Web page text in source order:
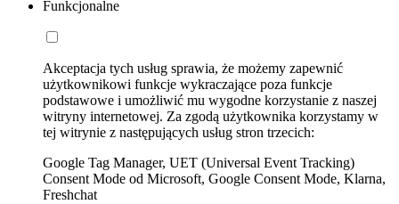
Funkcjonalne
Akceptacja tych usług sprawia, że możemy zapewnić
użytkownikowi funkcje wykraczające poza funkcje
podstawowe i umożliwić mu wygodne korzystanie z naszej
witryny internetowej. Za zgodą użytkownika korzystamy w
tej witrynie z następujących usług stron trzecich:
Google Tag Manager, UET (Universal Event Tracking)
Consent Mode od Microsoft, Google Consent Mode, Klarna,
Freshchat